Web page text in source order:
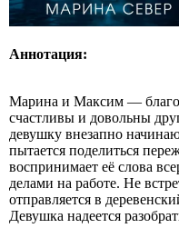
Аннотация:
Марина и Максим —
счастливы и довольны
девушку внезапно
пытается поделиться
воспринимает её слова
делами на работе. Не
отправляется в
Девушка надеется